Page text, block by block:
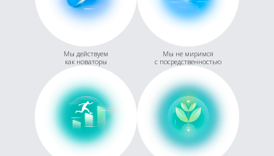
Мы действуем
как новаторы
Мы не миримся
с посредственностью